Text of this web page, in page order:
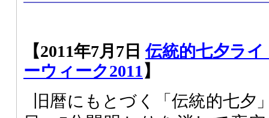
【2011年7月7日伝統的七夕ライ
ーウィーク2011】
旧暦にもとづく「伝統的七夕